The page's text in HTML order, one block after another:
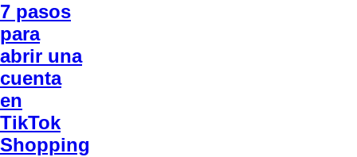
7 pasos
para
abrir una
cuenta
en
TikTok
Shopping